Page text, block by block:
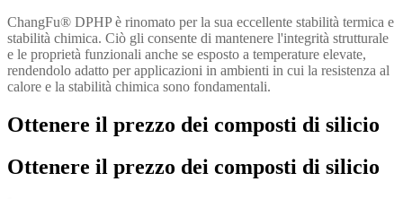
ChangFu® DPHP è rinomato per la sua eccellente stabilità termica e
stabilità chimica. Ciò gli consente di mantenere l'integrità strutturale
e le proprietà funzionali anche se esposto a temperature elevate,
rendendolo adatto per applicazioni in ambienti in cui la resistenza al
calore e la stabilità chimica sono fondamentali.
Ottenere il prezzo dei composti di silicio
Ottenere il prezzo dei composti di silicio